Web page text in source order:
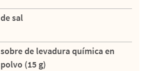
de sal
sobre de levadura química en
polvo (15 g)